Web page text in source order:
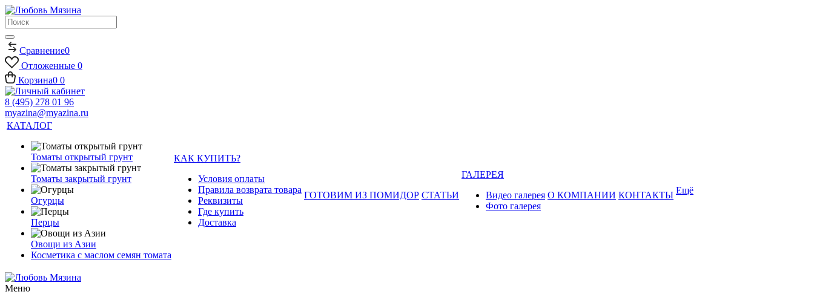
Сравнение0
Отложенные 0
Корзина0 0
8 (495) 278 01 96
myazina@myazina.ru
КАТАЛОГ
Томаты открытый грунт
Томаты закрытый грунт
Огурцы
Перцы
Овощи из Азии
Косметика с маслом семян томата
КАК КУПИТЬ?
Условия оплаты
Правила возврата товара
Реквизиты
Где купить
Доставка
ГОТОВИМ ИЗ ПОМИДОР СТАТЬИ
ГАЛЕРЕЯ
Видео галерея
Фото галерея
О КОМПАНИИ КОНТАКТЫ Ещё
Меню